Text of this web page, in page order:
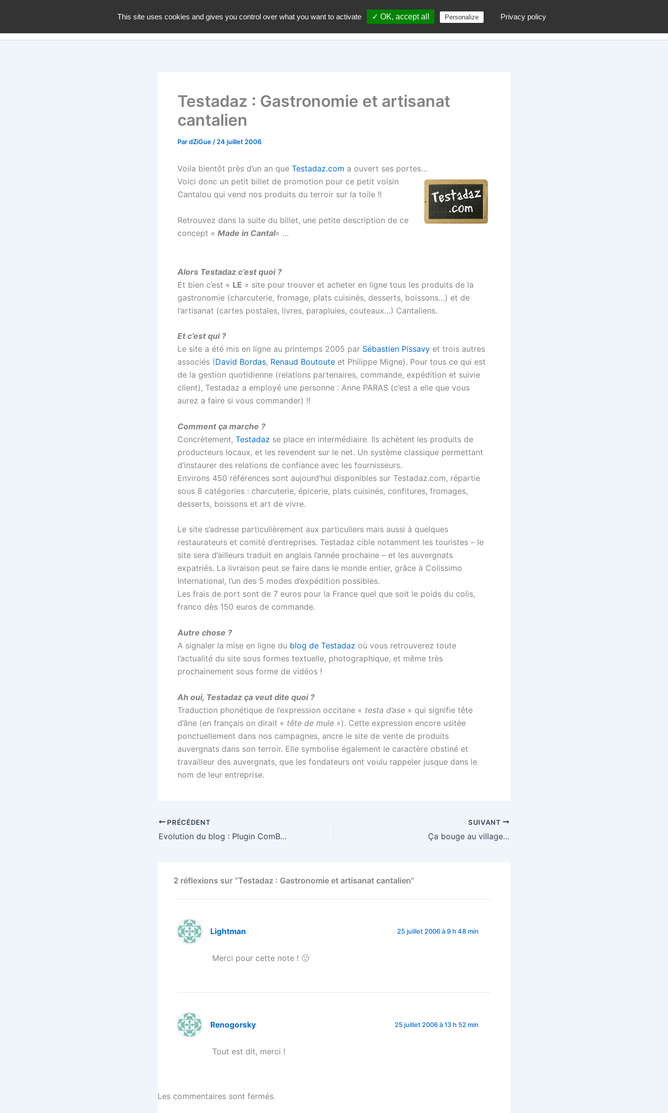
contenu
Accueil A propos du blog Contactez moi ! Archives
Testadaz : Gastronomie et artisanat
cantalien
PardZiGue / 24 juillet 2006
Voila bientôt près d’un an que Testadaz.com a ouvert ses portes…
Voici donc un petit billet de promotion pour ce petit voisin
Cantalou qui vend nos produits du terroir sur la toile !!
Retrouvez dans la suite du billet, une petite description de ce
concept « Made in Cantal« …
Alors Testadaz c’est quoi ?
Et bien c’est « LE » site pour trouver et acheter en ligne tous les produits de la
gastronomie (charcuterie, fromage, plats cuisinés, desserts, boissons…) et de
l’artisanat (cartes postales, livres, parapluies, couteaux…) Cantaliens.
Et c’est qui ?
Le site a été mis en ligne au printemps 2005 par Sébastien Pissavy et trois autres
associés (David Bordas, Renaud Boutoute et Philippe Migne). Pour tous ce qui est
de la gestion quotidienne (relations partenaires, commande, expédition et suivie
client), Testadaz a employé une personne : Anne PARAS (c’est a elle que vous
aurez a faire si vous commander) !!
Comment ça marche ?
Concrètement, Testadaz se place en intermédiaire. Ils achètent les produits de
producteurs locaux, et les revendent sur le net. Un système classique permettant
d’instaurer des relations de confiance avec les fournisseurs.
Environs 450 références sont aujourd’hui disponibles sur Testadaz.com, répartie
sous 8 catégories : charcuterie, épicerie, plats cuisinés, confitures, fromages,
desserts, boissons et art de vivre.
Le site s’adresse particulièrement aux particuliers mais aussi à quelques
restaurateurs et comité d’entreprises. Testadaz cible notamment les touristes – le
site sera d’ailleurs traduit en anglais l’année prochaine – et les auvergnats
expatriés. La livraison peut se faire dans le monde entier, grâce à Colissimo
International, l’un des 5 modes d’expédition possibles.
Les frais de port sont de 7 euros pour la France quel que soit le poids du colis,
franco dès 150 euros de commande.
Autre chose ?
A signaler la mise en ligne du blog de Testadaz où vous retrouverez toute
l’actualité du site sous formes textuelle, photographique, et même très
prochainement sous forme de vidéos !
Ah oui, Testadaz ça veut dite quoi ?
Traduction phonétique de l’expression occitane « testa d’ase » qui signifie tête
d’âne (en français on dirait « tête de mule »). Cette expression encore usitée
ponctuellement dans nos campagnes, ancre le site de vente de produits
auvergnats dans son terroir. Elle symbolise également le caractère obstiné et
travailleur des auvergnats, que les fondateurs ont voulu rappeler jusque dans le
nom de leur entreprise.
PRÉCÉDENT
Evolution du blog : Plugin ComBack & StarSystem
SUIVANT
Ça bouge au village…
2 réflexions sur “Testadaz : Gastronomie et artisanat cantalien”
Lightman 25 juillet 2006 à 9 h 48 min
Merci pour cette note ! 🙂
Renogorsky 25 juillet 2006 à 13 h 52 min
Tout est dit, merci !
Les commentaires sont fermés.
This site uses cookies and gives you control over what you want to activate ✓ OK, accept all Personalize Privacy policy